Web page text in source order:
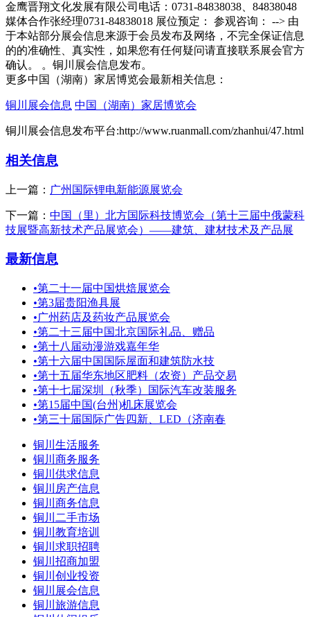
金鹰晋翔文化发展有限公司电话：0731-84838038、84838048
媒体合作张经理0731-84838018 展位预定： 参观咨询： --> 由
于本站部分展会信息来源于会员发布及网络，不完全保证信息
的的准确性、真实性，如果您有任何疑问请直接联系展会官方
确认。 。铜川展会信息发布。
更多中国（湖南）家居博览会最新相关信息：
铜川展会信息 中国（湖南）家居博览会
铜川展会信息发布平台:http://www.ruanmall.com/zhanhui/47.html
相关信息
上一篇： 广州国际锂电新能源展览会
下一篇： 中国（里）北方国际科技博览会（第十三届中俄蒙科
技展暨高新技术产品展览会）——建筑、建材技术及产品展
最新信息
•第二十一届中国烘焙展览会
•第3届贵阳渔具展
•广州药店及药妆产品展览会
•第二十三届中国北京国际礼品、赠品
•第十八届动漫游戏嘉年华
•第十六届中国国际屋面和建筑防水技
•第十五届华东地区肥料（农资）产品交易
•第十七届深圳（秋季）国际汽车改装服务
•第15届中国(台州)机床展览会
•第三十届国际广告四新、LED（济南春
铜川生活服务
铜川商务服务
铜川供求信息
铜川房产信息
铜川商务信息
铜川二手市场
铜川教育培训
铜川求职招聘
铜川招商加盟
铜川创业投资
铜川展会信息
铜川旅游信息